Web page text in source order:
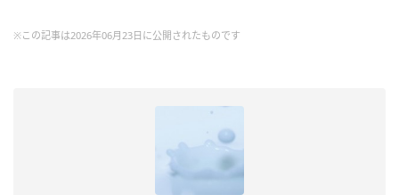
※この記事は2026年06月23日に公開されたものです